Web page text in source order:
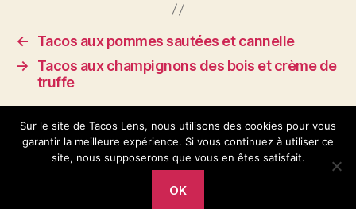
←
Tacos aux pommes sautées et cannelle
→
Tacos aux champignons des bois et crème de
truffe
Sur le site de Tacos Lens, nous utilisons des cookies pour vous
garantir la meilleure expérience. Si vous continuez à utiliser ce
site, nous supposerons que vous en êtes satisfait.
OK